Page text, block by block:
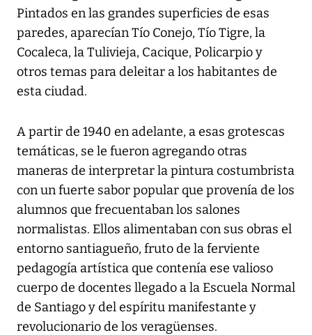
Pintados en las grandes superficies de esas
paredes, aparecían Tío Conejo, Tío Tigre, la
Cocaleca, la Tulivieja, Cacique, Policarpio y
otros temas para deleitar a los habitantes de
esta ciudad.
A partir de 1940 en adelante, a esas grotescas
temáticas, se le fueron agregando otras
maneras de interpretar la pintura costumbrista
con un fuerte sabor popular que provenía de los
alumnos que frecuentaban los salones
normalistas. Ellos alimentaban con sus obras el
entorno santiagueño, fruto de la ferviente
pedagogía artística que contenía ese valioso
cuerpo de docentes llegado a la Escuela Normal
de Santiago y del espíritu manifestante y
revolucionario de los veragüenses.